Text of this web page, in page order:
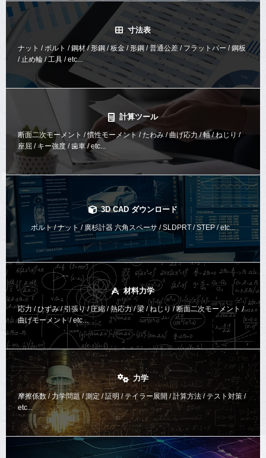
寸法表
ナット / ボルト / 鋼材 / 形鋼 / 板金 / 形鋼 / 普通公差 / フラットバー / 鋼板
/ 止め輪 / 工具 / etc...
計算ツール
断面二次モーメント / 慣性モーメント / たわみ / 曲げ応力 / 軸 / ねじり /
座屈 / キー強度 / 歯車 / etc...
3D CAD ダウンロード
ボルト / ナット / 廣杉計器 六角スペーサ / SLDPRT / STEP / etc...
材料力学
応力 / ひずみ / 引張り / 圧縮 / 熱応力 / 梁 / ねじり / 断面二次モーメント /
曲げモーメント /etc...
力学
摩擦係数 / 力学問題 / 測定 / 証明 / テイラー展開 / 計算方法 /テスト対策 /
etc...